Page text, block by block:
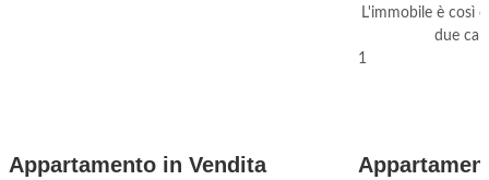
L'immobile è così
due
1
Appartamento in Vendita